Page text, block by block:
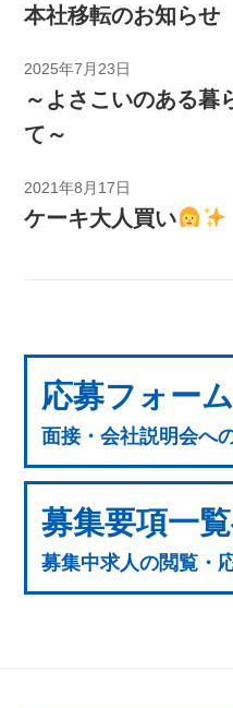
本社移転のお知らせ
2025年7月23日
～よさこいのある暮
て～
2021年8月17日
ケーキ大人買い
応募フォー
面接・会社説明会へ
募集要項一
募集中求人の閲覧・